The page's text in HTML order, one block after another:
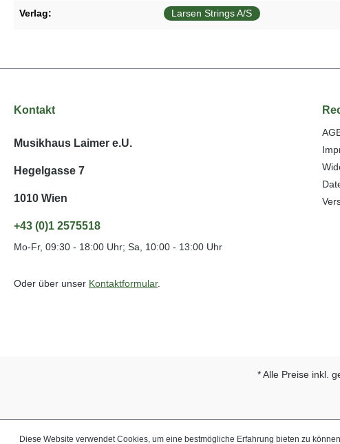
Verlag: Larsen Strings A/S
Kontakt
Musikhaus Laimer e.U.
Hegelgasse 7
1010 Wien
+43 (0)1 2575518
Mo-Fr, 09:30 - 18:00 Uhr; Sa, 10:00 - 13:00 Uhr
Oder über unser Kontaktformular.
* Alle Preise inkl.
Diese Website verwendet Cookies, um eine bestmögliche Erfahrung bieten zu